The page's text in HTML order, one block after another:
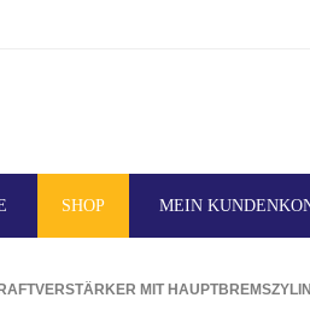
SHOP MEIN
MIT